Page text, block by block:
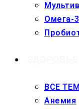
Омега-3
ВСЕ
Анемия